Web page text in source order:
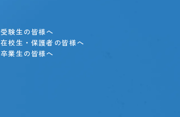
受験生の皆様へ
在校生・保護者の皆様へ
卒業生の皆様へ